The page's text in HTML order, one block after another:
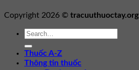
Copyright 2026 © tracuuthuoctay.org
Thuốc A-Z
Thông tin thuốc